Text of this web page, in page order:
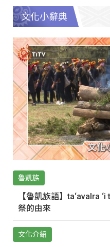
文化小辭典
魯凱族
【魯凱族語】ta‘avalra
祭的由來
文化介紹